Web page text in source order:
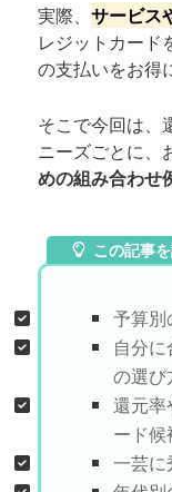
実際、サービス
レジットカード
の支払いをお得
そこで今回は、
ニーズごとに、
めの組み合わせ
この記事
予算別
自分
の選び
還元率
ード候
一芸に